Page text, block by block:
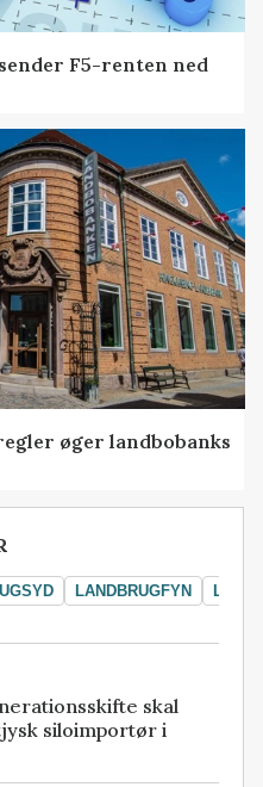
F5-renten ned
øger landbobanks
LANDBRUGFYN
skal
siloimportør i